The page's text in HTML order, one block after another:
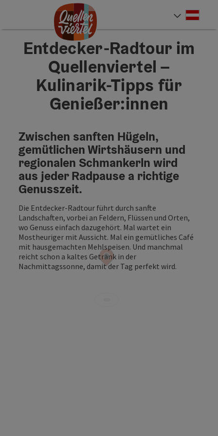
Zum InhaltAccesskey
[0]
Zur Navigation Accesskey
[1]
Zum Seitenanfang Accesskey
[2]
Entdecker-Radtour im
Quellenviertel –
Kulinarik-Tipps für
Genießer:innen
Zwischen sanften Hügeln,
gemütlichen Wirtshäusern und
regionalen Schmankerln wird
aus jeder Radpause a richtige
Genusszeit.
Die Entdecker-Radtour führt durch sanfte
Landschaften, vorbei an Feldern, Flüssen und Orten,
wo Genuss einfach dazugehört. Mal wartet ein
Mostheuriger mit Aussicht. Mal ein gemütliches Café
mit hausgemachten Mehlspeisen. Und manchmal
reicht schon a kaltes Getränk in der
Nachmittagssonne, damit der Tag perfekt wird.